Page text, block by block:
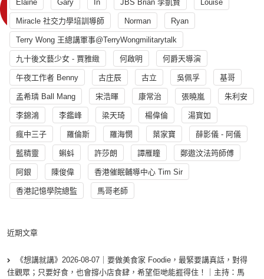
Elaine Gary In JBS Brian 李凱賢 Louise
Miracle 社交力學培訓導師 Norman Ryan
Terry Wong 王總講軍事@TerryWongmilitarytalk
九十後文藝少女 - 賈雅緻 何啟明 何爵天導演
午夜工作者 Benny 古庄辰 古立 吳佩孚 基哥
孟希璘 Ball Mang 宋浩暉 康常治 張曉嵐 朱利安
李錦鴻 李鑑峰 梁天琦 楊偉倫 湯寳如
瘋中三子 羅倫斯 羅海憫 葉家寶 薛影儀 - 阿儀
藍精靈 蝌蚪 許莎朗 譚雁瞳 鄭遨汶法筠師傅
阿銀 陳俊偉 香港催眠輔導中心 Tim Sir
香港記憶學院總監 馬哥老師
近期文章
《想講就講》2026-08-07｜要做美食家 Foodie，最緊要講真話，對得
住觀眾；只要好食，也會撐小店食肆，希望佢哋能捱得住！｜主持：馬